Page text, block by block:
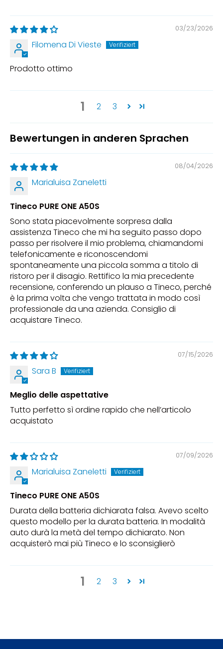
03/23/2026
Filomena Di Vieste
Prodotto ottimo
1 2 3
Bewertungen in anderen Sprachen
08/04/2026
Marialuisa Zaneletti
Tineco PURE ONE A50S
Sono stata piacevolmente sorpresa dalla
assistenza Tineco che mi ha seguito passo dopo
passo per risolvere il mio problema, chiamandomi
telefonicamente e riconoscendomi
spontaneamente una piccola somma a titolo di
ristoro per il disagio. Rettifico la mia precedente
recensione, conferendo un plauso a Tineco, perché
è la prima volta che vengo trattata in modo così
professionale da una azienda. Consiglio di
acquistare Tineco.
07/15/2026
Sara B
Meglio delle aspettative
Tutto perfetto sì ordine rapido che nell’articolo
acquistato
07/09/2026
Marialuisa Zaneletti
Tineco PURE ONE A50S
Durata della batteria dichiarata falsa. Avevo scelto
questo modello per la durata batteria. In modalità
auto durà la metà del tempo dichiarato. Non
acquisterò mai più Tineco e lo sconsiglierò
1 2 3